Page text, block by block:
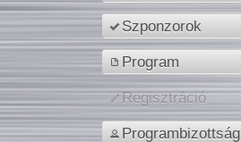
Szponzorok
Program
Regisztráció
Programbizottság